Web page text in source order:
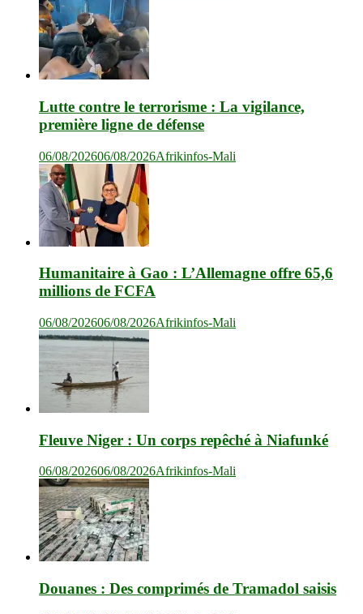
Lutte contre le terrorisme : La vigilance,
première ligne de défense
06/08/202606/08/2026Afrikinfos-Mali
Humanitaire à Gao : L’Allemagne offre 65,6
millions de FCFA
06/08/202606/08/2026Afrikinfos-Mali
Fleuve Niger : Un corps repêché à Niafunké
06/08/202606/08/2026Afrikinfos-Mali
Douanes : Des comprimés de Tramadol saisis